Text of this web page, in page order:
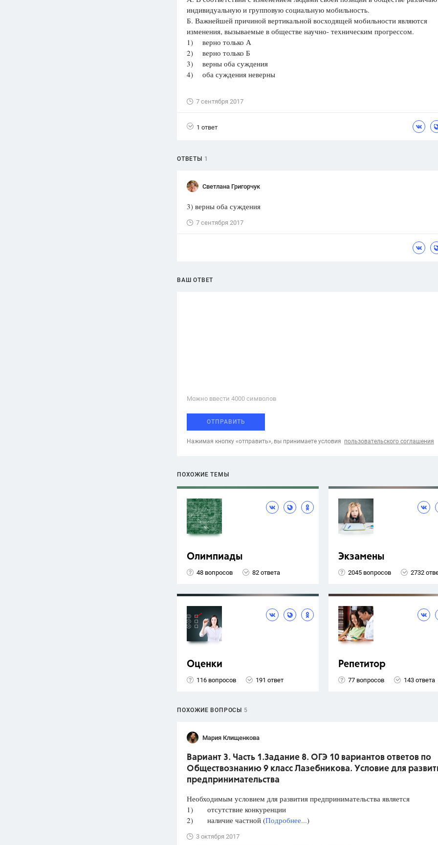
1752 ответа
Олимпиады
ответа
Spotlight
ответ
ГИА
Цветков Л. А.
Психология
индивидуальную и групповую социальную мобильность.
Б. Важнейшей причиной вертикальной восходящей мобильности являются
изменения, вызываемые в обществе научно- техническим прогрессом.
1) верно только А
2) верно только Б
3) верны оба суждения
4) оба суждения неверны
7 сентября 2017
1 ответ
ОТВЕТЫ 1
Светлана Григорчук
3) верны оба суждения
7 сентября 2017
ВАШ ОТВЕТ
Можно ввести 4000 cимволов
ОТПРАВИТЬ
Нажимая кнопку «отправить», вы принимаете условия пользовательского соглашения
ПОХОЖИЕ ТЕМЫ
Олимпиады
48 вопросов 82 ответа
Экзамены
2045 вопросов 2732
Оценки
116 вопросов 191 ответ
Репетитор
77 вопросов 143 ответа
ПОХОЖИЕ ВОПРОСЫ 5
Мария Клищенкова
Вариант 3. Часть 1.Задание 8. ОГЭ 10 вариантов ответов по
Обществознанию 9 класс Лазебникова. Условие для
предпринимательства
Необходимым условием для развития предпринимательства является
1) отсутствие конкуренции
2) наличие частной (Подробнее...)
3 октября 2017